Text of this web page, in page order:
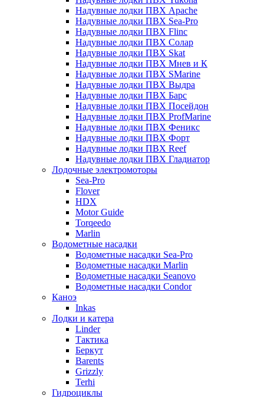
Надувные лодки ПВХ Apache
Надувные лодки ПВХ Sea-Pro
Надувные лодки ПВХ Flinc
Надувные лодки ПВХ Солар
Надувные лодки ПВХ Skat
Надувные лодки ПВХ Мнев и К
Надувные лодки ПВХ SMarine
Надувные лодки ПВХ Выдра
Надувные лодки ПВХ Барс
Надувные лодки ПВХ Посейдон
Надувные лодки ПВХ ProfMarine
Надувные лодки ПВХ Феникс
Надувные лодки ПВХ Форт
Надувные лодки ПВХ Reef
Надувные лодки ПВХ Гладиатор
Лодочные электромоторы
Sea-Pro
Flover
HDX
Motor Guide
Torqeedo
Marlin
Водометные насадки
Водометные насадки Sea-Pro
Водометные насадки Marlin
Водометные насадки Seanovo
Водометные насадки Condor
Каноэ
Inkas
Лодки и катера
Linder
Тактика
Беркут
Barents
Grizzly
Terhi
Гидроциклы